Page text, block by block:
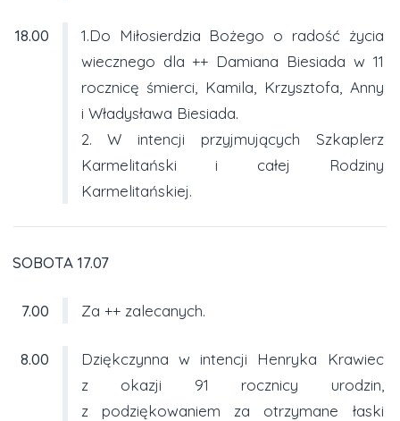
18.00
1.Do Miłosierdzia Bożego o radość życia
wiecznego dla ++ Damiana Biesiada w 11
rocznicę śmierci, Kamila, Krzysztofa, Anny
i Władysława Biesiada.
2. W intencji przyjmujących Szkaplerz
Karmelitański i całej Rodziny
Karmelitańskiej.
SOBOTA 17.07
7.00 Za ++ zalecanych.
8.00
Dziękczynna w intencji Henryka Krawiec
z okazji 91 rocznicy urodzin,
z podziękowaniem za otrzymane łaski